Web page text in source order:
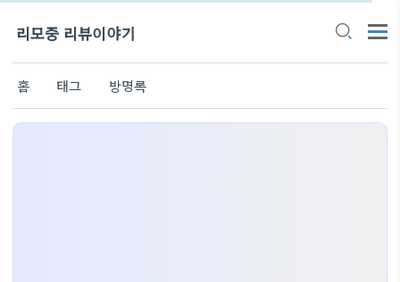
리모중 리뷰이야기
홈 태그 방명록